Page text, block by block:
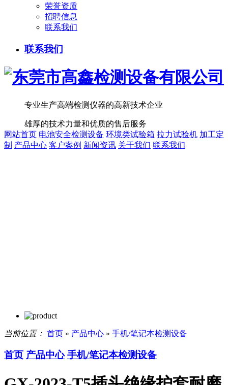
荣誉资质
招聘信息
联系我们
联系我们
专业生产高端检测仪器的高新技术企业
雄厚的技术力量和优质的售后服务
网站首页 电池安全检测设备 环境类试验箱 拉力试验机 加工定
制 产品中心 客户案例 新闻资讯 关于我们 联系我们
当前位置： 首页 » 产品中心 » 手机/笔记本检测设备
首页 产品中心 手机/笔记本检测设备